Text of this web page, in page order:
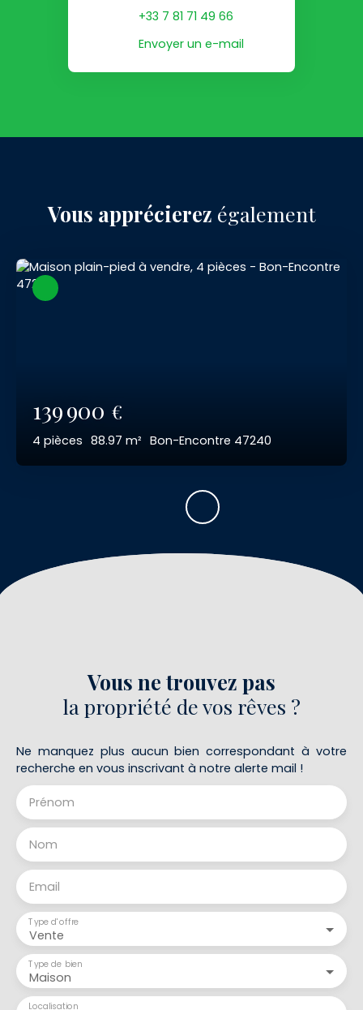
+33 7 81 71 49 66
Envoyer un e-mail
Vous apprécierez également
139 900 €
4 pièces 88.97 m² Bon-Encontre 47240
Vous ne trouvez pas
la propriété de vos rêves ?
Ne manquez plus aucun bien correspondant à votre
recherche en vous inscrivant à notre alerte mail !
Prénom
Nom
Email
Vente
Type d'offre
Maison
Type de bien
Localisation